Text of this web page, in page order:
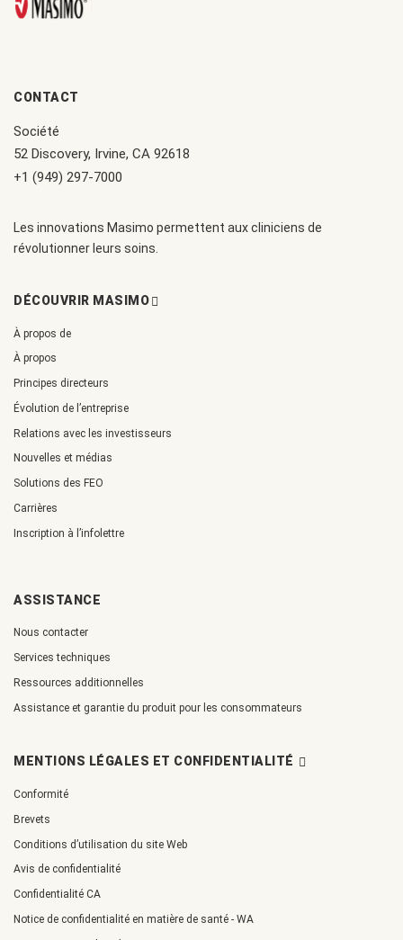
CONTACT
Société
52 Discovery, Irvine, CA 92618
+1 (949) 297-7000
Les innovations Masimo permettent aux cliniciens de
révolutionner leurs soins.
DÉCOUVRIR MASIMO
À propos de
À propos
Principes directeurs
Évolution de l’entreprise
Relations avec les investisseurs
Nouvelles et médias
Solutions des FEO
Carrières
Inscription à l’infolettre
ASSISTANCE
Nous contacter
Services techniques
Ressources additionnelles
Assistance et garantie du produit pour les consommateurs
MENTIONS LÉGALES ET CONFIDENTIALITÉ
Conformité
Brevets
Conditions d’utilisation du site Web
Avis de confidentialité
Confidentialité CA
Notice de confidentialité en matière de santé - WA